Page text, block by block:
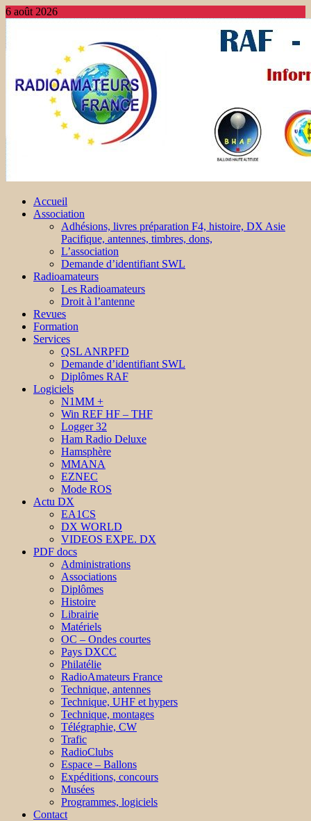
6 août 2026
Accueil
Association
Adhésions, livres préparation F4, histoire, DX Asie
Pacifique, antennes, timbres, dons,
L’association
Demande d’identifiant SWL
Radioamateurs
Les Radioamateurs
Droit à l’antenne
Revues
Formation
Services
QSL ANRPFD
Demande d’identifiant SWL
Diplômes RAF
Logiciels
N1MM +
Win REF HF – THF
Logger 32
Ham Radio Deluxe
Hamsphère
MMANA
EZNEC
Mode ROS
Actu DX
EA1CS
DX WORLD
VIDEOS EXPE. DX
PDF docs
Administrations
Associations
Diplômes
Histoire
Librairie
Matériels
OC – Ondes courtes
Pays DXCC
Philatélie
RadioAmateurs France
Technique, antennes
Technique, UHF et hypers
Technique, montages
Télégraphie, CW
Trafic
RadioClubs
Espace – Ballons
Expéditions, concours
Musées
Programmes, logiciels
Contact